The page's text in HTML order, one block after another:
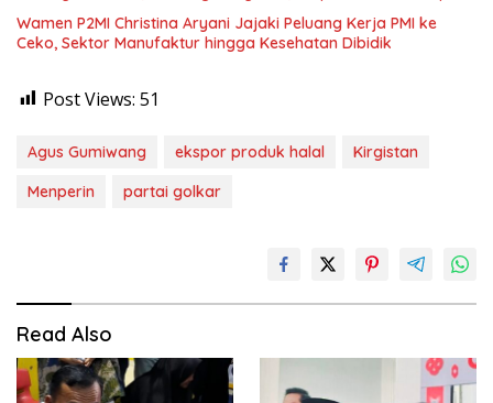
Wamen P2MI Christina Aryani Jajaki Peluang Kerja PMI ke
Ceko, Sektor Manufaktur hingga Kesehatan Dibidik
Post Views: 51
Agus Gumiwang ekspor produk halal
Kirgistan
Menperin
partai golkar
Read Also